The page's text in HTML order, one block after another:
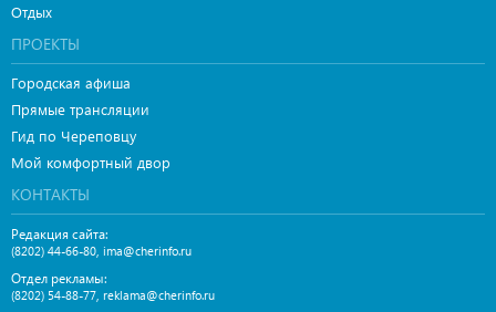
Отдых
ПРОЕКТЫ
Городская афиша
Прямые трансляции
Гид по Череповцу
Мой комфортный двор
КОНТАКТЫ
Редакция сайта:
(8202) 44-66-80 ima@cherinfo.ru
Отдел рекламы:
(8202) 54-88-77 reklama@cherinfo.ru